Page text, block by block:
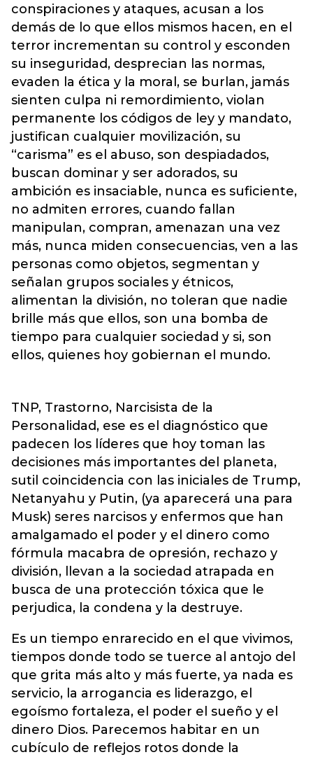
conspiraciones y ataques, acusan a los
demás de lo que ellos mismos hacen, en el
terror incrementan su control y esconden
su inseguridad, desprecian las normas,
evaden la ética y la moral, se burlan, jamás
sienten culpa ni remordimiento, violan
permanente los códigos de ley y mandato,
justifican cualquier movilización, su
“carisma” es el abuso, son despiadados,
buscan dominar y ser adorados, su
ambición es insaciable, nunca es suficiente,
no admiten errores, cuando fallan
manipulan, compran, amenazan una vez
más, nunca miden consecuencias, ven a las
personas como objetos, segmentan y
señalan grupos sociales y étnicos,
alimentan la división, no toleran que nadie
brille más que ellos, son una bomba de
tiempo para cualquier sociedad y si, son
ellos, quienes hoy gobiernan el mundo.
TNP, Trastorno, Narcisista de la
Personalidad, ese es el diagnóstico que
padecen los líderes que hoy toman las
decisiones más importantes del planeta,
sutil coincidencia con las iniciales de Trump,
Netanyahu y Putin, (ya aparecerá una para
Musk) seres narcisos y enfermos que han
amalgamado el poder y el dinero como
fórmula macabra de opresión, rechazo y
división, llevan a la sociedad atrapada en
busca de una protección tóxica que le
perjudica, la condena y la destruye.
Es un tiempo enrarecido en el que vivimos,
tiempos donde todo se tuerce al antojo del
que grita más alto y más fuerte, ya nada es
servicio, la arrogancia es liderazgo, el
egoísmo fortaleza, el poder el sueño y el
dinero Dios. Parecemos habitar en un
cubículo de reflejos rotos donde la